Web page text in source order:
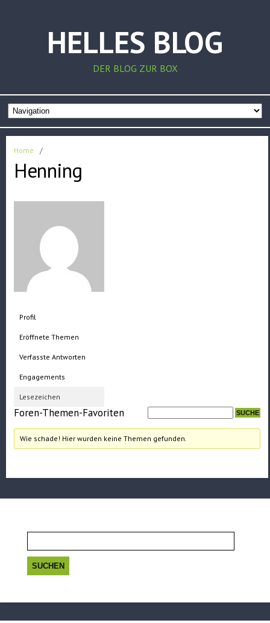
HELLES BLOG
DER BLOG ZUR BOX
Home /
Henning
Profil
Eröffnete Themen
Verfasste Antworten
Engagements
Lesezeichen
Foren-Themen-Favoriten
Wie schade! Hier wurden keine Themen gefunden.